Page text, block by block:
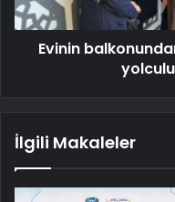
Evinin
İlgili Makaleler